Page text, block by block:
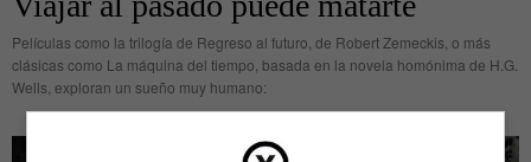
Películas como la trilogía de Regreso al futuro, de Robert Zemeckis, o más
clásicas como La máquina del tiempo, basada en la novela homónima de H.G.
Wells, exploran un sueño muy humano: